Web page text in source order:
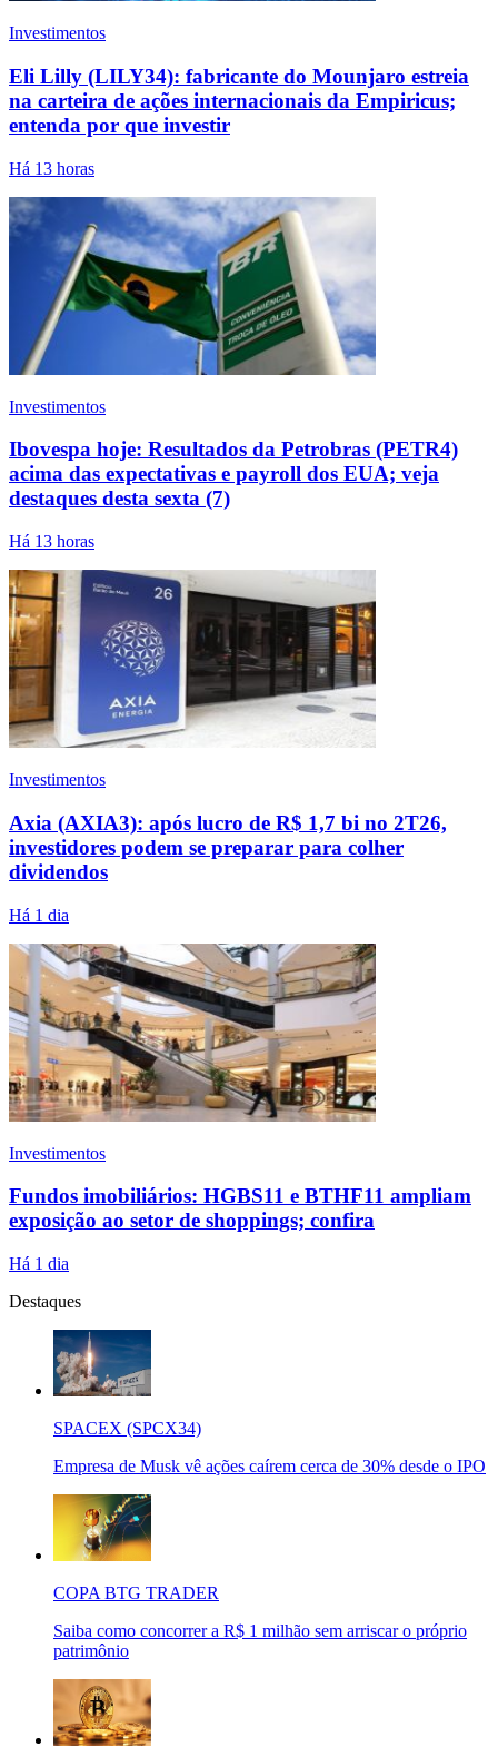
Investimentos
Eli Lilly (LILY34): fabricante do Mounjaro estreia
na carteira de ações internacionais da Empiricus;
entenda por que investir
Há 13 horas
Investimentos
Ibovespa hoje: Resultados da Petrobras (PETR4)
acima das expectativas e payroll dos EUA; veja
destaques desta sexta (7)
Há 13 horas
Investimentos
Axia (AXIA3): após lucro de R$ 1,7 bi no 2T26,
investidores podem se preparar para colher
dividendos
Há 1 dia
Investimentos
Fundos imobiliários: HGBS11 e BTHF11 ampliam
exposição ao setor de shoppings; confira
Há 1 dia
Destaques
SPACEX (SPCX34)
Empresa de Musk vê ações caírem cerca de 30% desde o IPO
COPA BTG TRADER
Saiba como concorrer a R$ 1 milhão sem arriscar o próprio
patrimônio